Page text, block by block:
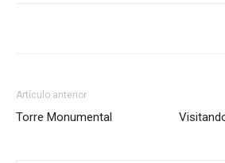
Artículo anterior
Torre Monumental